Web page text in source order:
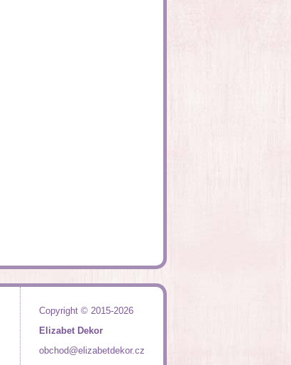
Copyright © 2015-2026
Elizabet Dekor
obchod@elizabetdekor.cz